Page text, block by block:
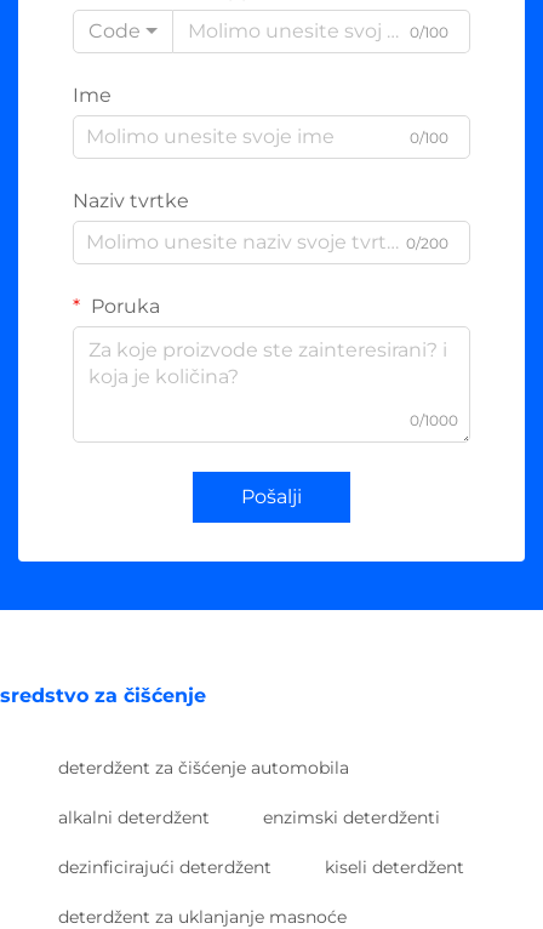
Code
0/100
Ime
0/100
Naziv tvrtke
0/200
Poruka
0/1000
Pošalji
sredstvo za čišćenje
deterdžent za čišćenje automobila
alkalni deterdžent enzimski deterdženti
dezinficirajući deterdžent kiseli deterdžent
deterdžent za uklanjanje masnoće